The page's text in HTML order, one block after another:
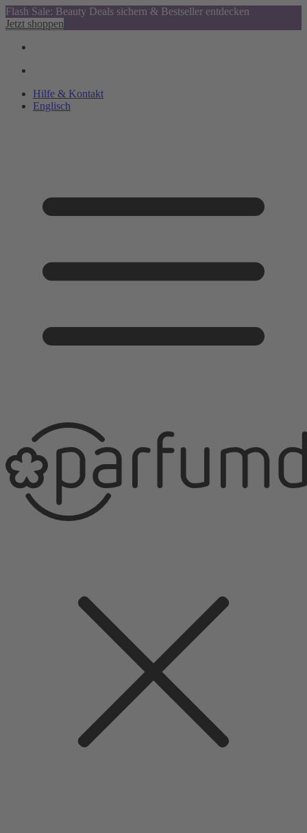
Flash Sale: Beauty Deals sichern & Bestseller entdecken
Jetzt shoppen
Hilfe & Kontakt
Englisch